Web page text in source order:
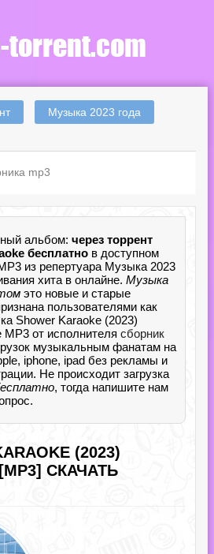
Музыка 2023 года
альбом: через торрент
бесплатно в доступном
из репертуара Музыка 2023
хита в онлайне. Музыка
это новые и старые
пользователями как
Shower Karaoke (2023)
от исполнителя сборник
музыкальным фанатам на
iphone, ipad без рекламы и
Не происходит загрузка
, тогда напишите нам
(2023)
СКАЧАТЬ